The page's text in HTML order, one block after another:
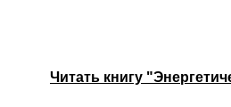
Читать книгу